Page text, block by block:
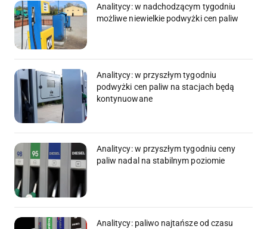
Analitycy: w nadchodzącym tygodniu
możliwe niewielkie podwyżki cen paliw
Analitycy: w przyszłym tygodniu
podwyżki cen paliw na stacjach będą
kontynuowane
Analitycy: w przyszłym tygodniu ceny
paliw nadal na stabilnym poziomie
Analitycy: paliwo najtańsze od czasu